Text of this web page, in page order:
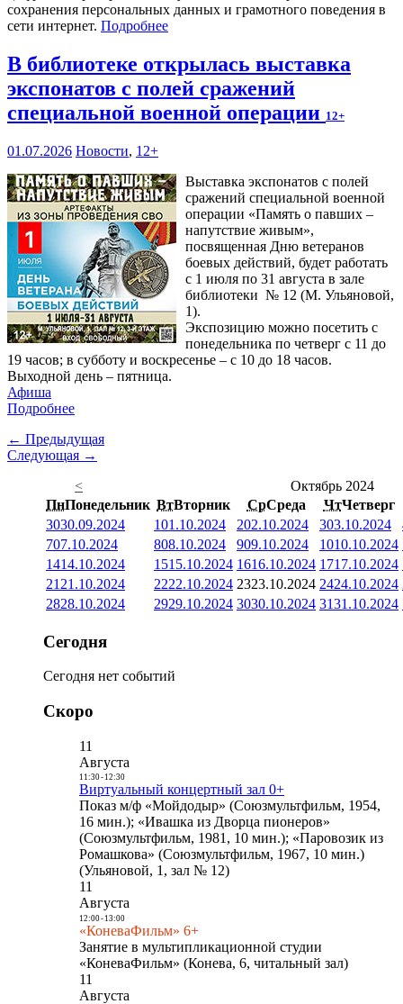
сохранения персональных данных и грамотного поведения в
сети интернет. Подробнее
В библиотеке открылась выставка
экспонатов с полей сражений
специальной военной операции 12+
01.07.2026 Новости, 12+
Выставка экспонатов с полей
сражений специальной военной
операции «Память о павших –
напутствие живым»,
посвященная Дню ветеранов
боевых действий, будет работать
с 1 июля по 31 августа в зале
библиотеки № 12 (М. Ульяновой,
1).
Экспозицию можно посетить с
понедельника по четверг с 11 до
19 часов; в субботу и воскресенье – с 10 до 18 часов.
Выходной день – пятница.
Афиша
Подробнее
← Предыдущая
Следующая →
<
Октябрь 2024
ПнПонедельник ВтВторник СрСреда ЧтЧетверг
3030.09.2024 101.10.2024 202.10.2024 303.10.2024
707.10.2024 808.10.2024 909.10.2024 1010.10.2024
1414.10.2024 1515.10.2024 1616.10.2024 1717.10.2024
21 21.10.2024 2222.10.2024 2323.10.2024 2424.10.2024
2828.10.2024 2929.10.2024 3030.10.2024 3131.10.2024
Сегодня
Сегодня нет событий
Скоро
11
Августа
11:30- 12:30
Виртуальный концертный зал 0+
Показ м/ф «Мойдодыр» (Союзмультфильм, 1954,
16 мин.); «Ивашка из Дворца пионеров»
(Союзмультфильм, 1981, 10 мин.); «Паровозик из
Ромашкова» (Союзмультфильм, 1967, 10 мин.)
(Ульяновой, 1, зал № 12)
11
Августа
12:00- 13:00
«КоневаФильм» 6+
Занятие в мультипликационной студии
«КоневаФильм» (Конева, 6, читальный зал)
11
Августа